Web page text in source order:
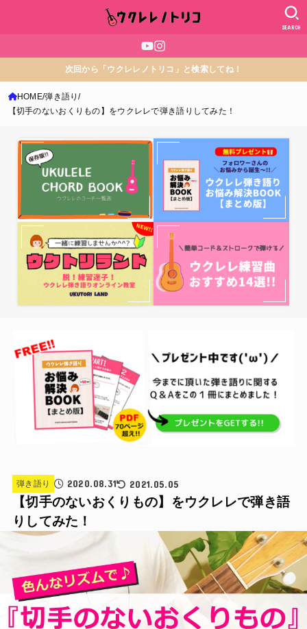
SEARCH
次回から「ウクレレノトリコ」と検索してね！
HOME 弾き語り
【切手のないおくりもの】をウクレレで弾き語りしてみた！
弾き語り 2020.08.31 2021.05.05
【切手のないおくりもの】をウクレレで弾き語
りしてみた！